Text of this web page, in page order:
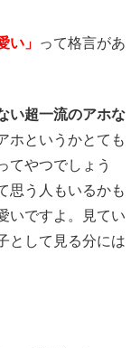
い」 って格言があ
い超一流のアホな
ホというかとても
てやつでしょう
思う人もいるかも
いですよ。見てい
として見る分には